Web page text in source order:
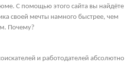
С помощью этого сайта вы найдёте
своей мечты намного быстрее, чем
Почему?
и работодателей абсолютно